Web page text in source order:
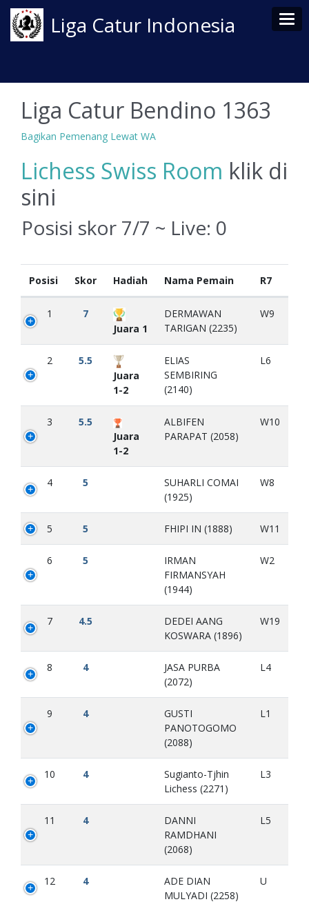
Liga Catur Indonesia
Liga Catur Bendino 1363
Bagikan Pemenang Lewat WA
Lichess Swiss Room klik di
sini
Posisi skor 7/7 ~ Live: 0
Posisi Skor Hadiah Nama Pemain R7
1
7
Juara 1
DERMAWAN
TARIGAN (2235)
W9
2
5.5
Juara
1-2
ELIAS
SEMBIRING
(2140)
L6
3
5.5
Juara
1-2
ALBIFEN
PARAPAT (2058)
W10
4 5
SUHARLI COMAI
(1925)
W8
5 5 FHIPI IN (1888) W11
6 5
IRMAN
FIRMANSYAH
(1944)
W2
7 4.5
DEDEI AANG
KOSWARA (1896)
W19
8 4
JASA PURBA
(2072)
L4
9 4
GUSTI
PANOTOGOMO
(2088)
L1
10 4
Sugianto-Tjhin
Lichess (2271)
L3
11 4
DANNI
RAMDHANI
(2068)
L5
12 4
ADE DIAN
MULYADI (2258)
U